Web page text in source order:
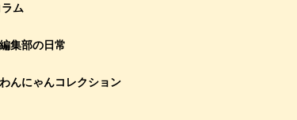
ム
集部の日常
んにゃんコレクション